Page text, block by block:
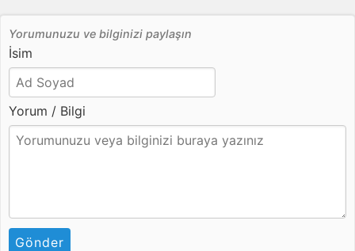
Yorumunuzu ve bilginizi paylaşın
İsim
Yorum / Bilgi
Gönder